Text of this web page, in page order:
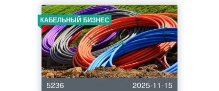
КАБЕЛЬНЫЙ БИЗНЕС
5236
2025-11-15